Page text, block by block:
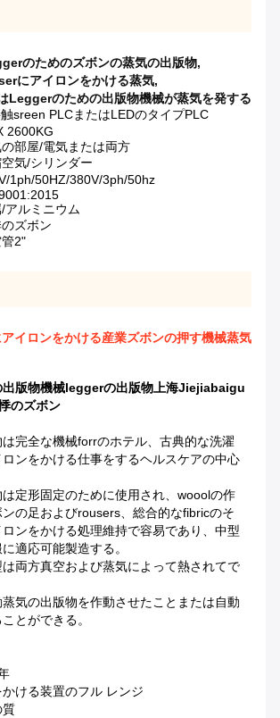
のためのズボンの蒸気の出版物,
にアイロンをかける蒸気,
Leggerのための出版物機械が蒸気を発する
sreen PLCまたはLEDのタイプPLC
2600KG
部屋/電気または両方
気/シリンダー
1ph/50HZ/380V/3ph/50hz
アルミニウム
ズボン
2"
イロンをかける産業ズボンの押す機械蒸気
出版物機械leggerの出版物上海Jiejiabaigu
のズボン
完全な機械forrのホテル、古典的な洗濯
ンをかける仕事をするヘルスケアの中心
定形固定のために使用され、wooolの作
の足およびrousers、総合的なfibricのそ
ンをかける処理維持で容易であり、中型
適応可能製造する。
両方真空および蒸気によって熱されてで
気の出版物を作動させたことまたは自動
とができる。
ける装置のフル レンジ
質